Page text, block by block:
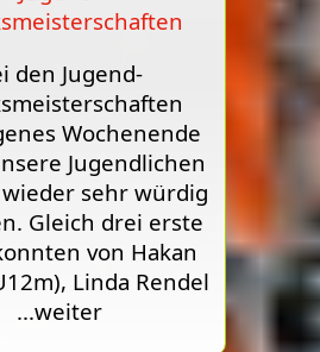
den Jugend-
Wochenende
Jugendlichen
wieder sehr würdig
Gleich drei erste
von Hakan
Linda Rendel
...weiter